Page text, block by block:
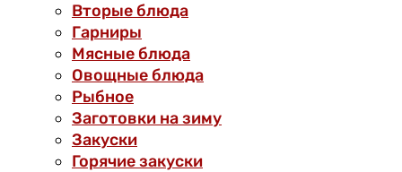
Вторые блюда
Гарниры
Мясные блюда
Овощные блюда
Рыбное
Заготовки на зиму
Закуски
Горячие закуски